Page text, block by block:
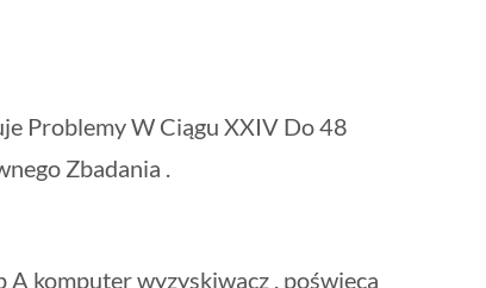
Problemy W Ciągu XXIV Do 48
Zbadania .
komputer wyzyskiwacz . poświęca